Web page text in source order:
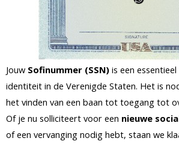
Jouw Sofinummer (SSN) is een
identiteit in de Verenigde Staten. Het is
het vinden van een baan tot toegang tot
Of je nu solliciteert voor een nieuwe
of een vervanging nodig hebt, staan we